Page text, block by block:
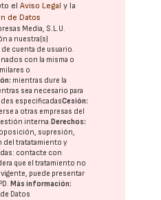
elAviso Legal y la
de Datos
Media, S.L.U.
a nuestra(s)
cuenta de usuario.
con la misma o
o
mientras dure la
sea necesario para
especificadasCesión:
a otras empresas del
interna. Derechos:
supresión,
del tratatamiento y
contacte con
que el tratamiento no
vigente, puede presentar
. Más información:
Datos